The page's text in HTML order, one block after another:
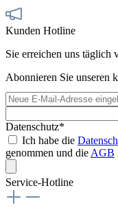
Kunden Hotline
Sie erreichen uns
Abonnieren Sie unseren
Datenschutz*
Ich habe die
genommen und dieAGB
Service-Hotline